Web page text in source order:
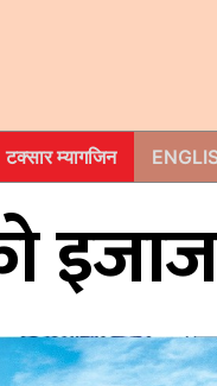
टक्सार म्यागजिन